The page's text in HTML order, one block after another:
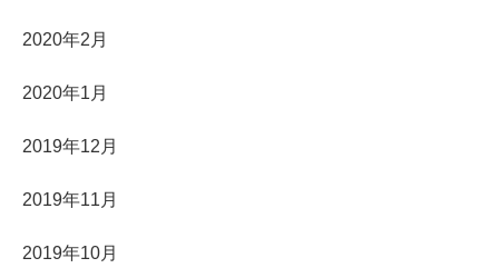
2020年2月
2020年1月
2019年12月
2019年11月
2019年10月